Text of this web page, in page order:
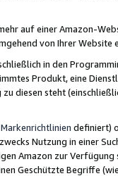
auf einer Amazon-
von Ihrer
in den
Produkt, eine
diesen steht
Markenrichtlinien definiert)
zwecks Nutzung in einer
Amazon zur
Geschützte Begriffe